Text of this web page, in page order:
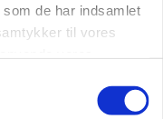
de har indsamlet
til vores
søges